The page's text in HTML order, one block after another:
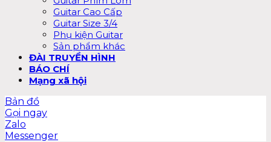
Guitar Cao Cấp
Guitar Size 3/4
Phụ kiện Guitar
Sản phẩm khác
ĐÀI TRUYỀN HÌNH
BÁO CHÍ
Mạng xã hội
Bản đồ
Gọi ngay
Zalo
Messenger